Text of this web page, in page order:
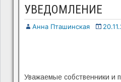
УВЕДОМЛЕНИЕ
Анна Пташинская
Уважаемые собственники